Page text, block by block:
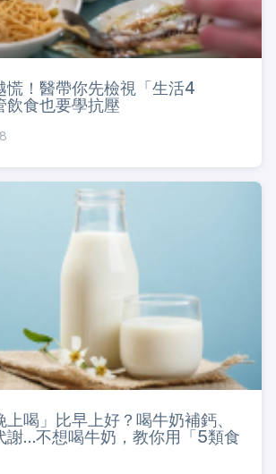
慌！醫帶你先檢視「生活4
食也要學抗壓
喝」比早上好？喝牛奶補鈣、
謝...不想喝牛奶，教你用「5類食